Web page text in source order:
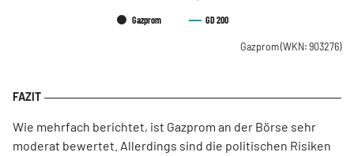
Gazprom GD 200
Gazprom(WKN: 903276)
Wie mehrfach berichtet, ist Gazprom an der Börse sehr
moderat bewertet. Allerdings sind die politischen Risiken